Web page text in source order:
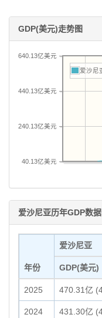
GDP(美元)走势图
40.13亿美元
240.13亿美元
440.13亿美元
640.13亿美元
爱沙尼
爱沙尼亚历年GDP数据
年份
爱沙尼亚
GDP(美元)
2025 470.31亿
2024 431.30亿